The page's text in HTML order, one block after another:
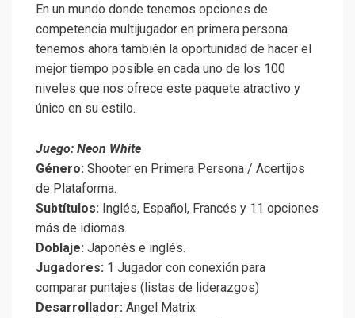
En un mundo donde tenemos opciones de
competencia multijugador en primera persona
tenemos ahora también la oportunidad de hacer el
mejor tiempo posible en cada uno de los 100
niveles que nos ofrece este paquete atractivo y
único en su estilo.
Juego: Neon White
Género: Shooter en Primera Persona / Acertijos
de Plataforma.
Subtítulos: Inglés, Español, Francés y 11 opciones
más de idiomas.
Doblaje: Japonés e inglés.
Jugadores: 1 Jugador con conexión para
comparar puntajes (listas de liderazgos)
Desarrollador: Angel Matrix